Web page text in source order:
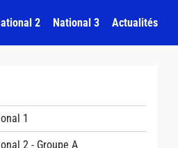
2 National 3 Actualités
1
2 - Groupe A